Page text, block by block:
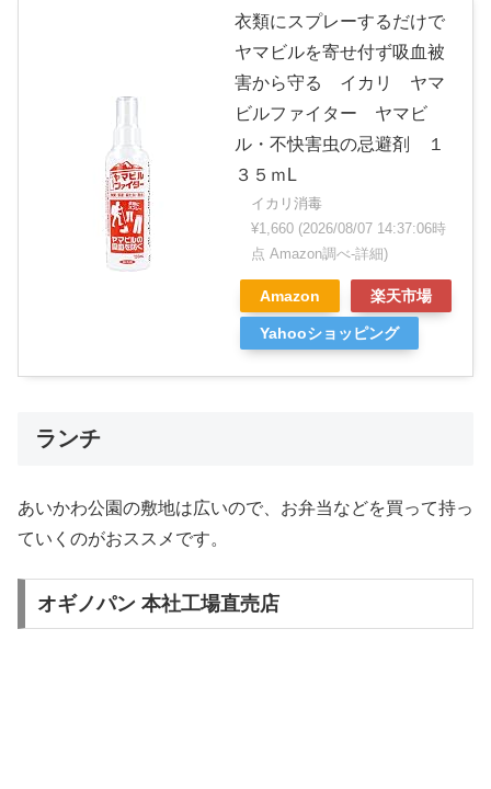
衣類にスプレーするだけで
ヤマビルを寄せ付ず吸血被
害から守る イカリ ヤマ
ビルファイター ヤマビ
ル・不快害虫の忌避剤 １
３５ｍL
イカリ消毒
¥1,660 (2026/08/07 14:37:06時
点 Amazon調べ-詳細)
Amazon 楽天市場
Yahooショッピング
ランチ
あいかわ公園の敷地は広いので、お弁当などを買って持っ
ていくのがおススメです。
オギノパン 本社工場直売店